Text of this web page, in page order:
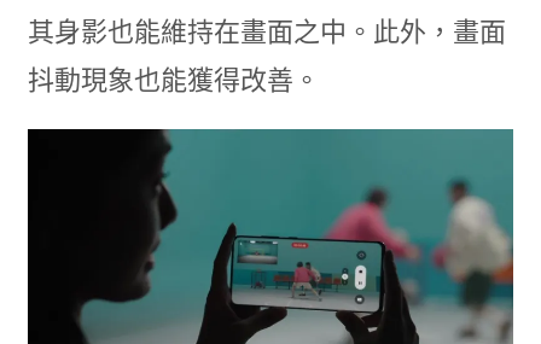
其身影也能維持在畫面之中。此外，畫面
抖動現象也能獲得改善。